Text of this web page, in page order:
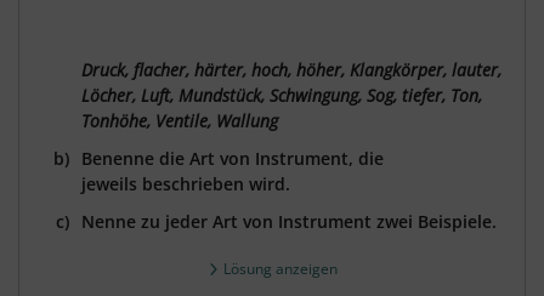
Druck, flacher, härter, hoch, höher, Klangkörper, lauter,
Löcher, Luft, Mundstück, Schwingung, Sog, tiefer, Ton,
Tonhöhe, Ventile, Wallung
Benenne die Art von Instrument, die
jeweils beschrieben wird.
Nenne zu jeder Art von Instrument zwei Beispiele.
Lösung anzeigen